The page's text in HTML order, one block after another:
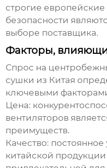
строгие европейские
безопасности
выборе поставщика.
Факторы,
Спрос на
сушки из Китая
ключевыми
Цена:
вентиляторов
преимуществ.
Качество:
китайской